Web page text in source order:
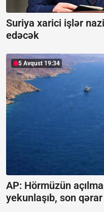
Suriya xarici işlər
edəcək
5 Avqust 19:34
AP: Hörmüzün
yekunlaşıb, son qərar